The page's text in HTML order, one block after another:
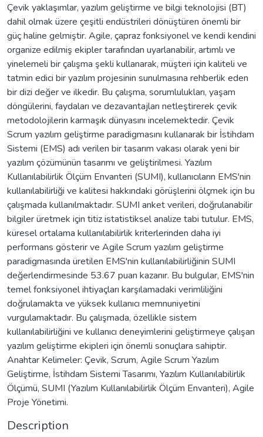
Çevik yaklaşımlar, yazılım geliştirme ve bilgi teknolojisi (BT)
dahil olmak üzere çeşitli endüstrileri dönüştüren önemli bir
güç haline gelmiştir. Agile, çapraz fonksiyonel ve kendi kendini
organize edilmiş ekipler tarafından uyarlanabilir, artımlı ve
yinelemeli bir çalışma şekli kullanarak, müşteri için kaliteli ve
tatmin edici bir yazılım projesinin sunulmasına rehberlik eden
bir dizi değer ve ilkedir. Bu çalışma, sorumlulukları, yaşam
döngülerini, faydaları ve dezavantajları netleştirerek çevik
metodolojilerin karmaşık dünyasını incelemektedir. Çevik
Scrum yazılım geliştirme paradigmasını kullanarak bir İstihdam
Sistemi (EMS) adı verilen bir tasarım vakası olarak yeni bir
yazılım çözümünün tasarımı ve geliştirilmesi. Yazılım
Kullanılabilirlik Ölçüm Envanteri (SUMI), kullanıcıların EMS'nin
kullanılabilirliği ve kalitesi hakkındaki görüşlerini ölçmek için bu
çalışmada kullanılmaktadır. SUMI anket verileri, doğrulanabilir
bilgiler üretmek için titiz istatistiksel analize tabi tutulur. EMS,
küresel ortalama kullanılabilirlik kriterlerinden daha iyi
performans gösterir ve Agile Scrum yazılım geliştirme
paradigmasında üretilen EMS'nin kullanılabilirliğinin SUMI
değerlendirmesinde 53.67 puan kazanır. Bu bulgular, EMS'nin
temel fonksiyonel ihtiyaçları karşılamadaki verimliliğini
doğrulamakta ve yüksek kullanıcı memnuniyetini
vurgulamaktadır. Bu çalışmada, özellikle sistem
kullanılabilirliğini ve kullanıcı deneyimlerini geliştirmeye çalışan
yazılım geliştirme ekipleri için önemli sonuçlara sahiptir.
Anahtar Kelimeler: Çevik, Scrum, Agile Scrum Yazılım
Geliştirme, İstihdam Sistemi Tasarımı, Yazılım Kullanılabilirlik
Ölçümü, SUMI (Yazılım Kullanılabilirlik Ölçüm Envanteri), Agile
Proje Yönetimi.
Description